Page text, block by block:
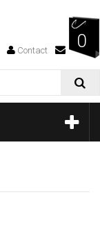
0
Contact